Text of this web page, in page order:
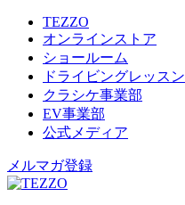
TEZZO
オンラインストア
ショールーム
ドライビングレッスン
クラシケ事業部
EV事業部
公式メディア
メルマガ登録